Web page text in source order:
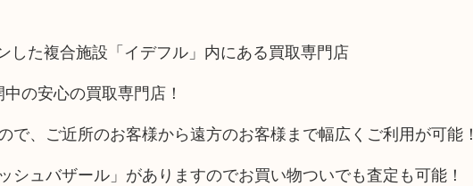
した複合施設「イデフル」内にある買取専門店
の安心の買取専門店！
で、ご近所のお客様から遠方のお客様まで幅広くご利用が可能！
シュバザール」がありますのでお買い物ついでも査定も可能！